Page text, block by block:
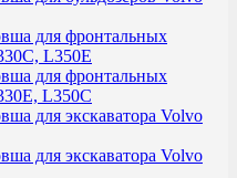
для фронтальных
L350E
для фронтальных
L350C
для экскаватора Volvo
для экскаватора Volvo